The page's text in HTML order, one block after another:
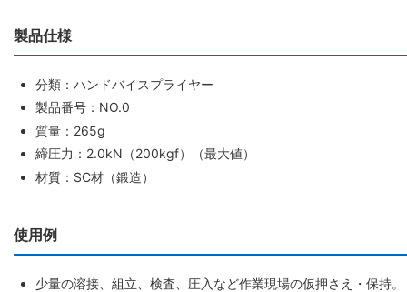
製品仕様
分類：ハンドバイスプライヤー
製品番号：NO.0
質量：265g
締圧力：2.0kN（200kgf）（最大値）
材質：SC材（鍛造）
使用例
少量の溶接、組立、検査、圧入など作業現場の仮押さえ・保持。